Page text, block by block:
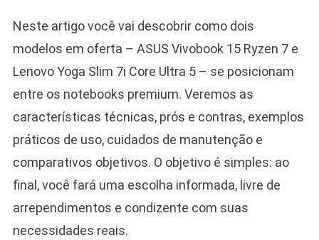
Neste artigo você vai descobrir como dois
modelos em oferta – ASUS Vivobook 15 Ryzen 7 e
Lenovo Yoga Slim 7i Core Ultra 5 – se posicionam
entre os notebooks premium. Veremos as
características técnicas, prós e contras, exemplos
práticos de uso, cuidados de manutenção e
comparativos objetivos. O objetivo é simples: ao
final, você fará uma escolha informada, livre de
arrependimentos e condizente com suas
necessidades reais.